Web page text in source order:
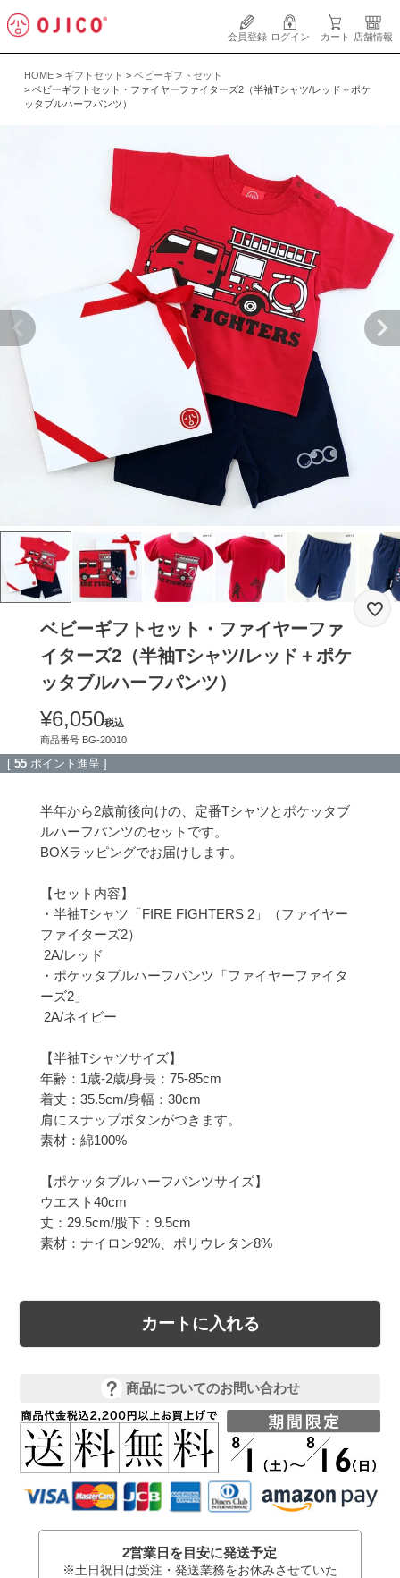
会員登録 ログイン カート 店舗情報
HOME ギフトセット
ベビーギフトセット
ベビーギフトセット・ファイヤーファイターズ2（半袖Tシャツ/レッド＋ポケ
ッタブルハーフパンツ）
ベビーギフトセット・ファイヤーファ
イターズ2（半袖Tシャツ/レッド＋ポケ
ッタブルハーフパンツ）
¥6,050税込
商品番号 BG-20010
[ 55 ポイント進呈 ]
半年から2歳前後向けの、定番Tシャツとポケッタブ
ルハーフパンツのセットです。
BOXラッピングでお届けします。
【セット内容】
・半袖Tシャツ「FIRE FIGHTERS 2」（ファイヤー
ファイターズ2）
・ポケッタブルハーフパンツ「ファイヤーファイタ
ーズ2」
【半袖Tシャツサイズ】
年齢：1歳-2歳/身長：75-85cm
着丈：35.5cm/身幅：30cm
肩にスナップボタンがつきます。
素材：綿100%
【ポケッタブルハーフパンツサイズ】
ウエスト40cm
丈：29.5cm/股下：9.5cm
素材：ナイロン92%、ポリウレタン8%
カートに入れる
商品についてのお問い合わせ
2営業日を目安に発送予定
※土日祝日は受注・発送業務をお休みさせていた